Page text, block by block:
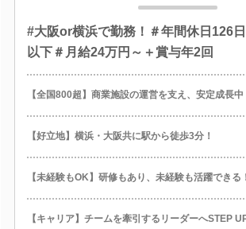
#大阪or横浜で勤務！＃年間休日126
以下＃月給24万円～＋賞与年2回
【全国800超】商業施設の運営を支え、安定成長中
【好立地】横浜・大阪共に駅から徒歩3分！
【未経験もOK】研修もあり、未経験も活躍できる！
【キャリア】チームを牽引するリーダーへSTEP